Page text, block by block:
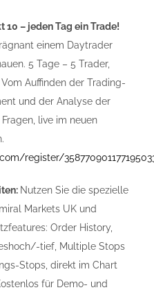
10 – jeden Tag ein Trade!
einem Daytrader
5 Tage – 5 Trader,
Auffinden der Trading-
und der Analyse der
live im neuen
register/
Nutzen Sie die spezielle
Markets UK und
Order History,
tief, Multiple Stops
Stops, direkt im Chart
für Demo- und